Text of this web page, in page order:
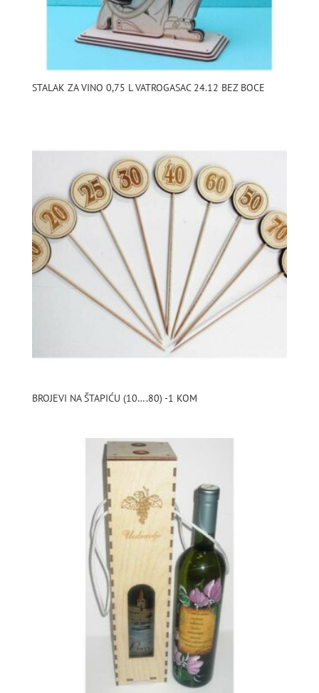
STALAK ZA VINO 0,75 L VATROGASAC 24.12 BEZ BOCE
BROJEVI NA ŠTAPIĆU (10….80) -1 KOM